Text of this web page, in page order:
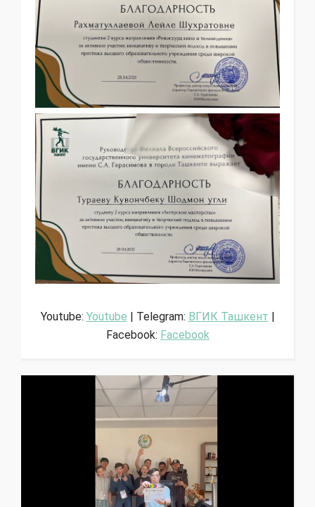
Youtube: Youtube | Telegram: ВГИК Ташкент |
Facebook: Facebook